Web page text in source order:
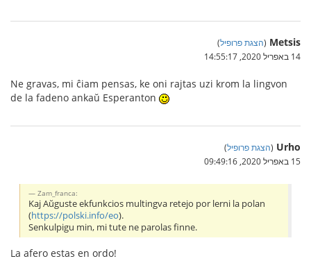
Metsis
(הצגת פרופיל)
14 באפריל 2020, 14:55:17
Ne gravas, mi ĉiam pensas, ke oni rajtas uzi krom la lingvon
de la fadeno ankaŭ Esperanton
Urho
(הצגת פרופיל)
15 באפריל 2020, 09:49:16
Zam_franca:
Kaj Aŭguste ekfunkcios multingva retejo por lerni la polan
(https://polski.info/eo).
Senkulpigu min, mi tute ne parolas finne.
La afero estas en ordo!